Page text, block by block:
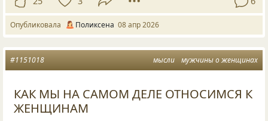
Опубликовала Поликсена 08 апр 2026
мысли мужчины о женщинах
#1151018
КАК МЫ НА САМОМ ДЕЛЕ ОТНОСИМСЯ К
ЖЕНЩИНАМ